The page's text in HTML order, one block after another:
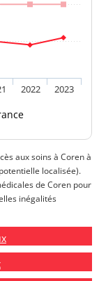
2022 2023
aux soins à Coren à
localisée).
de Coren pour
inégalités